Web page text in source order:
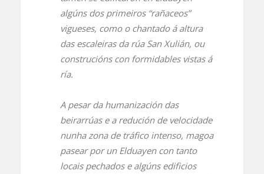
algúns dos primeiros “rañaceos”
vigueses, como o chantado á altura
das escaleiras da rúa San Xulián, ou
construcións con formidables vistas á
ría.
A pesar da humanización das
beirarrúas e a redución de velocidade
nunha zona de tráfico intenso, magoa
pasear por un Elduayen con tanto
locais pechados e algúns edificios